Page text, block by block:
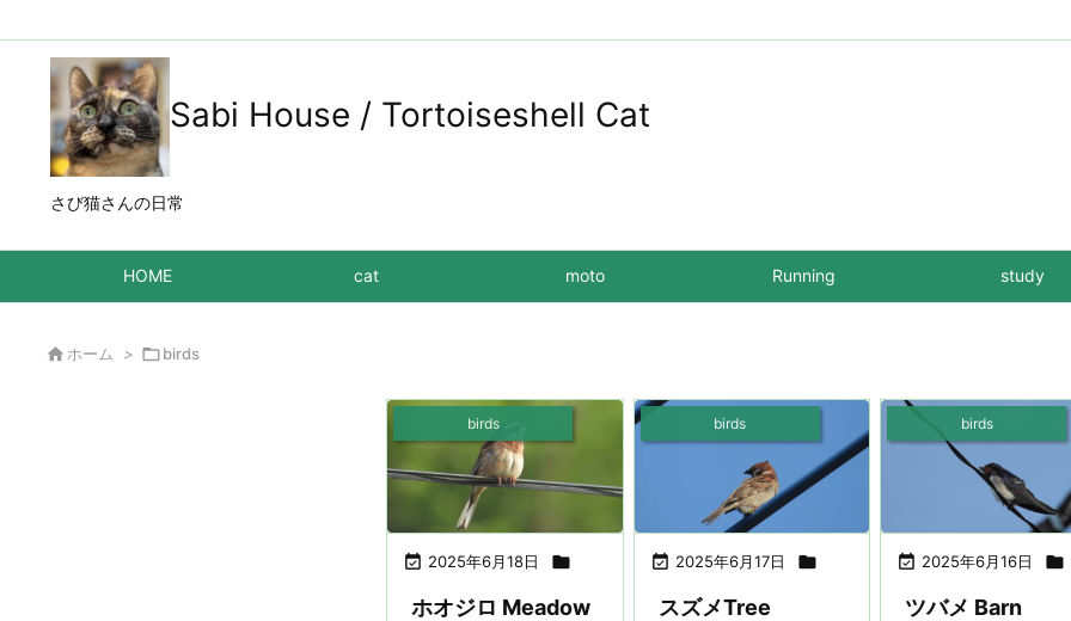
Sabi House / Tortoiseshell Cat
さび猫さんの日常
HOME cat moto Running study
 ホーム > birds
 2025年6月18日 
birds
ホオジロ Meadow
 2025年6月17日 
birds
スズメTree
 2025年6月16日 
birds
ツバメ Barn